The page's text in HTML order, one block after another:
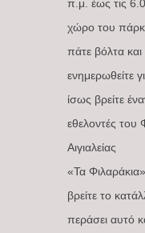
π.μ. έως τις
χώρο του
πάτε βόλτα και
ενημερωθείτε
ίσως βρείτε
εθελοντές του
Αιγιαλείας
«Τα
βρείτε το
περάσει αυτό